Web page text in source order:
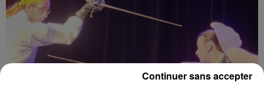
Continuer sans accepter